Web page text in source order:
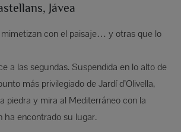
Jávea
con el paisaje… y otras que lo
a las segundas. Suspendida en lo alto de
más privilegiado de Jardí d’Olivella,
piedra y mira al Mediterráneo con la
ha encontrado su lugar.